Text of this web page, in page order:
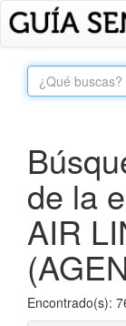
de la
AIR
Encontrado(s):